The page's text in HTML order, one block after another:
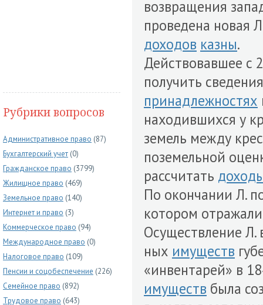
Рубрики вопросов
Административное право (87)
Бухгалтерский учет (0)
Гражданское право (3799)
Жилищное право (469)
Земельное право (140)
Интернет и право (3)
Коммерческое право (94)
Международное право (0)
Налоговое право (109)
Пенсии и соцобеспечение (226)
Семейное право (892)
Трудовое право (643)
возвращения
проведена новая
доходов казны.
Действовавшее с
получить
принадлежностях
находившихся у
земель между
поземельной
рассчитать
По окончании Л.
котором
Осуществление Л.
ных имуществ
«инвентарей» в
имуществ была